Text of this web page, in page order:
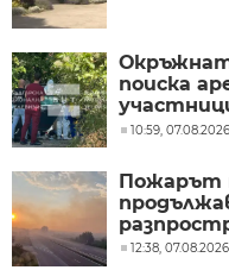
поиска
10:59, 07.08.2026
Пожарът
12:38, 07.08.2026